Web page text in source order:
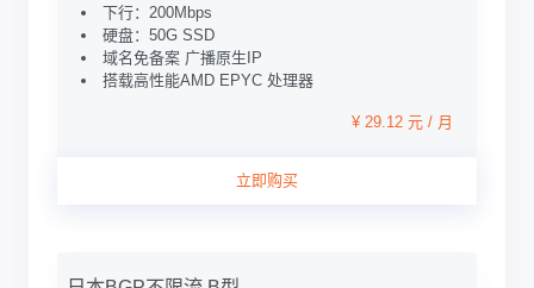
下行：200Mbps
硬盘：50G SSD
域名免备案 广播原生IP
搭载高性能AMD EPYC 处理器
¥ 29.12 元 / 月
立即购买